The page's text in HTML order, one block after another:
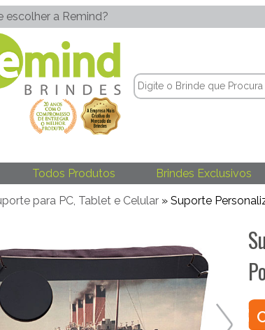
escolher a Remind?
Todos Produtos Brindes Exclusivos
para PC, Tablet e Celular » Suporte